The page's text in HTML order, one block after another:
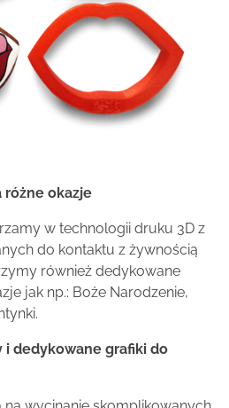
różne okazje
w technologii druku 3D z
do kontaktu z żywnością
również dedykowane
jak np.: Boże Narodzenie,
i dedykowane grafiki do